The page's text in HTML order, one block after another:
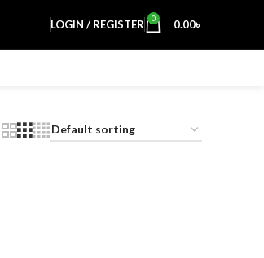
LOGIN / REGISTER 0 0.00৳